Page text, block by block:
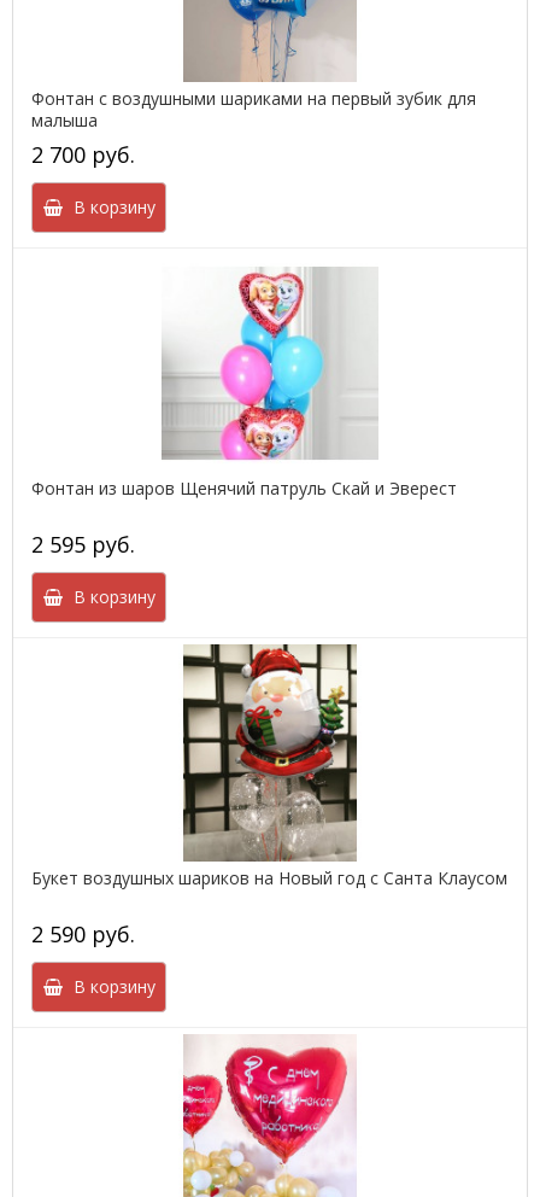
Фонтан с воздушными шариками на первый зубик для
малыша
2 700 руб.
В корзину
Фонтан из шаров Щенячий патруль Скай и Эверест
2 595 руб.
В корзину
Букет воздушных шариков на Новый год с Санта Клаусом
2 590 руб.
В корзину